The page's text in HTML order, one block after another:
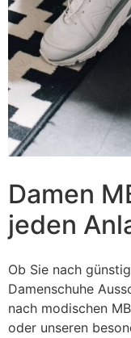
Damen
jeden
Ob Sie nach
Damenschuhe
nach modischen
oder unseren